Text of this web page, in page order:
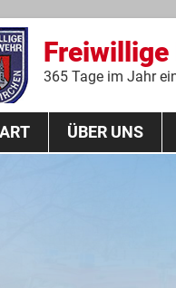
Freiwillige
365 Tage im Jahr
ÜBER UNS